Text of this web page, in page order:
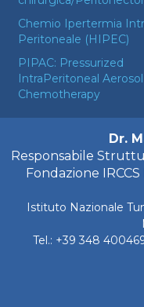
Chemio Ipertermia
Peritoneale (HIPEC)
PIPAC: Pressurized
IntraPeritoneal Aerosol
Chemotherapy
Dr.
Responsabile
Fondazione
Istituto Nazionale
Tel.: +39 348